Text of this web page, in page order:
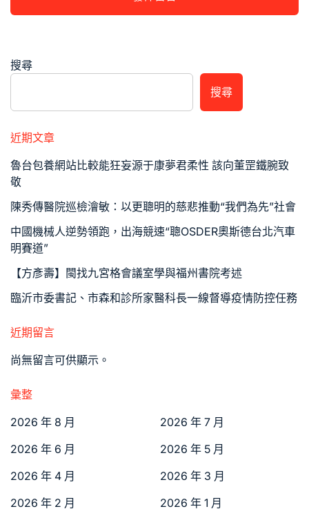
搜尋
搜尋
近期文章
魯台包養網站比較能狂妄源于康夢君柔性 該向董罡鐵腕致
敬
陳秀傳醫院巡檢澮敏：以更聰明的慈悲推動“我們為先”社會
中國機械人逆勢領跑，出海競速“聰OSDER奧斯德台北汽車
明賽道”
【方彥壽】閩找九宮格會議室學與福州書院考述
臨沂市委書記、市森和診所家醫科長一線督導疫情防控任務
近期留言
尚無留言可供顯示。
彙整
2026 年 8 月
2026 年 7 月
2026 年 6 月
2026 年 5 月
2026 年 4 月
2026 年 3 月
2026 年 2 月
2026 年 1 月